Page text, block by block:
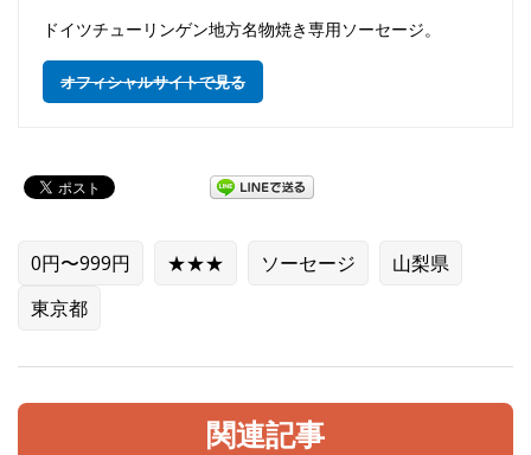
ドイツチューリンゲン地方名物焼き専用ソーセージ。
オフィシャルサイトで見る
0円〜999円 ★★★ ソーセージ
山梨県
東京都
関連記事